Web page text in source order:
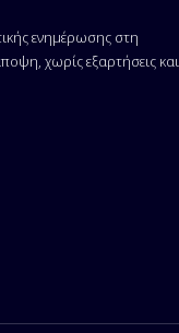
ενημέρωσης στη
χωρίς εξαρτήσεις και